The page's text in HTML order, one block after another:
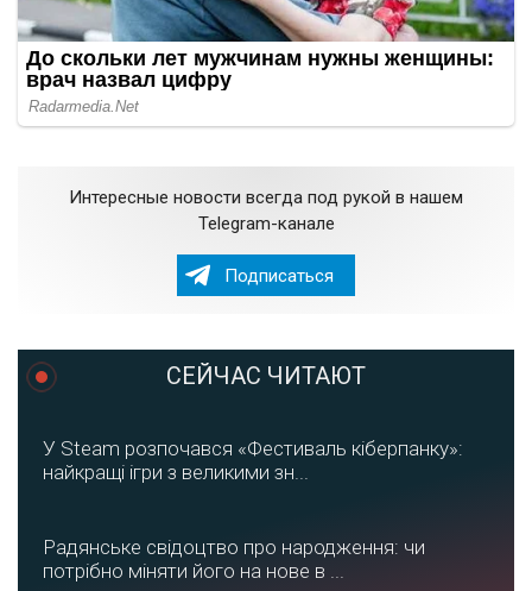
Интересные новости всегда под рукой в нашем
Telegram-канале
Подписаться
СЕЙЧАС ЧИТАЮТ
У Steam розпочався «Фестиваль кіберпанку»:
найкращі ігри з великими зн...
Радянське свідоцтво про народження: чи
потрібно міняти його на нове в ...